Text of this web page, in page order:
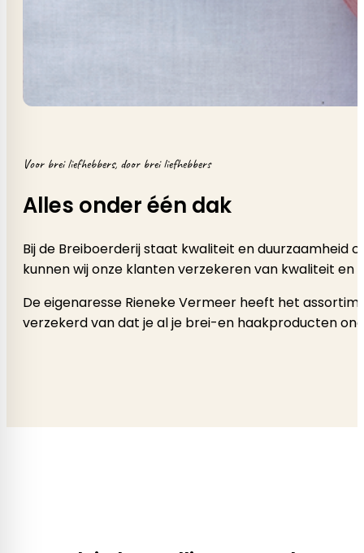
Voor brei liefhebbers, door brei liefhebbers
Alles onder één dak
Bij de Breiboerderij staat kwaliteit en duurzaamheid
kunnen wij onze klanten verzekeren van kwaliteit en
De eigenaresse Rieneke Vermeer heeft het
verzekerd van dat je al je brei-en haakproducten